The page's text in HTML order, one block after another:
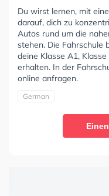
Du wirst lernen, mit
darauf, dich zu
Autos rund um die
stehen. Die Fahrschule
deine Klasse A1,
erhalten. In der
online anfragen.
German